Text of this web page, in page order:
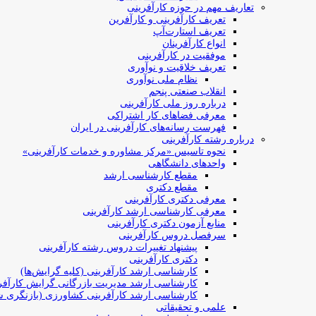
تعاریف مهم در حوزه کارآفرینی
تعریف کارآفرینی و کارآفرین
تعریف استارت‌آپ
انواع کارآفرینان
موفقیت در کارآفرینی
تعریف خلاقیت و نوآوری
نظام ملی نوآوری
انقلاب صنعتی پنجم
درباره روز ملی کارآفرینی
معرفی فضاهای کار اشتراکی
فهرست رسانه‌های کارآفرینی در ایران
درباره رشته کارآفرینی
نحوه تاسیس «مرکز مشاوره و خدمات کارآفرینی»
واحدهای دانشگاهی
مقطع کارشناسی ارشد
مقطع دکتری
معرفی دکتری کارآفرینی
معرفی کارشناسی ارشد کارآفرینی
منابع آزمون دکتری کارآفرینی
سرفصل دروس کارآفرینی
پیشنهاد تغییرات دروس رشته کارآفرینی
دکتری کارآفرینی
کارشناسی ارشد کارآفرینی (کلیه گرایش‌ها)
کارشناسی ارشد مدیریت بازرگانی گرایش
کارشناسی ارشد کارآفرینی کشاورزی (بازنگری
علمی و تحقیقاتی